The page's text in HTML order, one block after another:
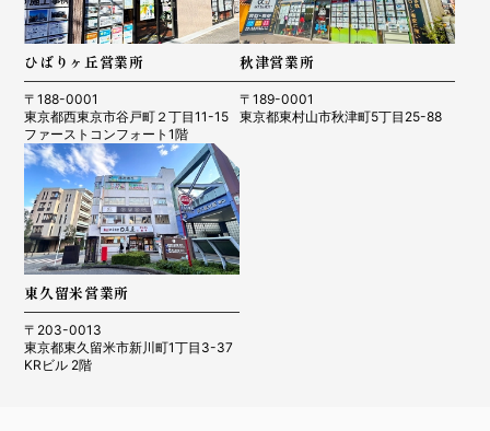
ひばりヶ丘営業所
〒188-0001
東京都西東京市谷戸町２丁目11-15
ファーストコンフォート1階
秋津営業所
〒189-0001
東京都東村山市秋津町5丁目25-88
東久留米営業所
〒203-0013
東京都東久留米市新川町1丁目3-37
KRビル 2階